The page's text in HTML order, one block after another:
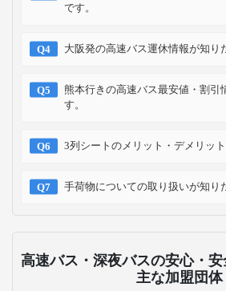
です。
大阪発の高速バス運休情報が知り
熊本行きの高速バス最安値・割引
す。
3列シートのメリット・デメリット
手荷物についての取り扱いが知り
高速バス・深夜バスの安心・
主な加盟団体